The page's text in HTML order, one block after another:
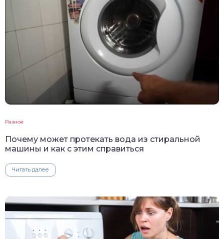
Разное
Почему может протекать вода из стиральной
машины и как с этим справиться
Читать далее